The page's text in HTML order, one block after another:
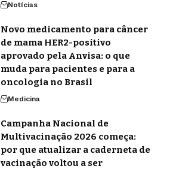
Notícias
Novo medicamento para câncer
de mama HER2-positivo
aprovado pela Anvisa: o que
muda para pacientes e para a
oncologia no Brasil
Medicina
Campanha Nacional de
Multivacinação 2026 começa:
por que atualizar a caderneta de
vacinação voltou a ser